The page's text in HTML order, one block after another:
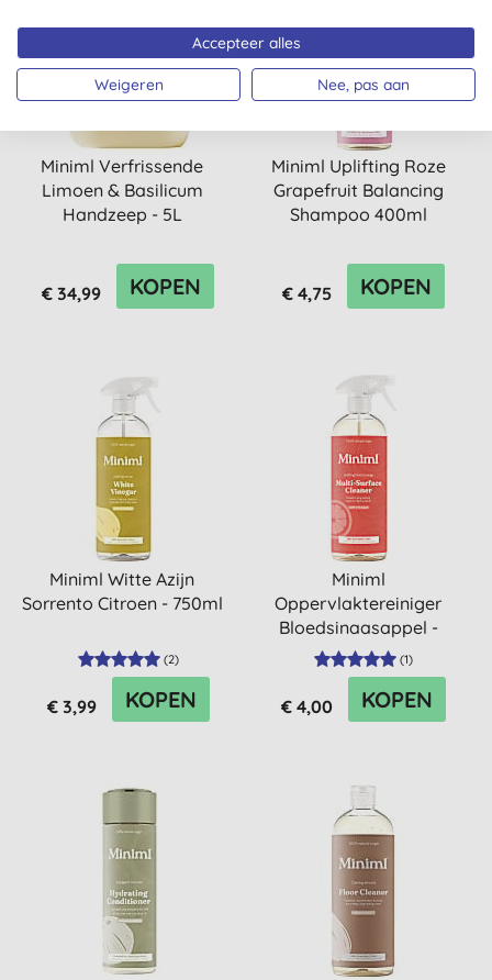
Miniml Verfrissende
Limoen & Basilicum
Handzeep - 5L
€ 34,99 KOPEN
Miniml Uplifting Roze
Grapefruit Balancing
Shampoo 400ml
€ 4,75 KOPEN
Miniml Witte Azijn
Sorrento Citroen - 750ml
(2)
€ 3,99 KOPEN
Miniml
Oppervlaktereiniger
Bloedsinaasappel -
750ml
(1)
€ 4,00 KOPEN
Accepteer alles
Weigeren Nee, pas aan